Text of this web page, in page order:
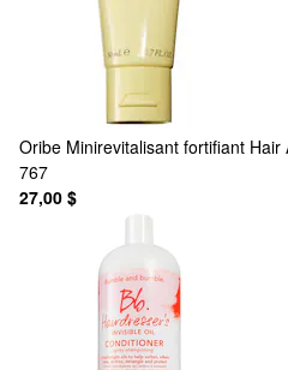
Oribe Minirevitalisant fortifiant
767
27,00 $